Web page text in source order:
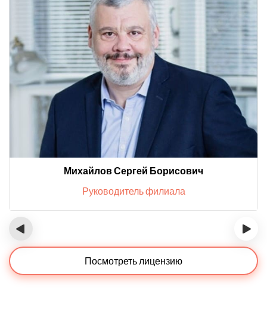
Михайлов Сергей Борисович
Руководитель филиала
‹ ›
Посмотреть лицензию